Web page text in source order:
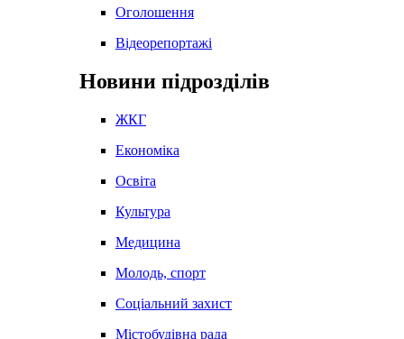
Оголошення
Відеорепортажі
Новини підрозділів
ЖКГ
Економіка
Освіта
Культура
Медицина
Молодь, спорт
Соціальний захист
Містобудівна рада